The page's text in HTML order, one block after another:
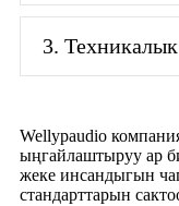
3.
Wellypaudio
ыңгайлаштыруу ар
жеке инсандыгын
стандарттарын